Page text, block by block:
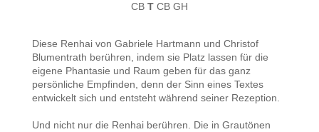
CB TCB GH
Diese Renhai von Gabriele Hartmann und Christof
Blumentrath berühren, indem sie Platz lassen für die
eigene Phantasie und Raum geben für das ganz
persönliche Empfinden, denn der Sinn eines Textes
entwickelt sich und entsteht während seiner Rezeption.
Und nicht nur die Renhai berühren. Die in Grautönen